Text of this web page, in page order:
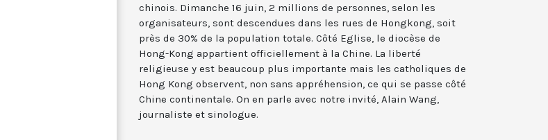
chinois. Dimanche 16 juin, 2 millions de personnes, selon les
organisateurs, sont descendues dans les rues de Hongkong, soit
près de 30% de la population totale. Côté Eglise, le diocèse de
Hong-Kong appartient officiellement à la Chine. La liberté
religieuse y est beaucoup plus importante mais les catholiques de
Hong Kong observent, non sans appréhension, ce qui se passe côté
Chine continentale. On en parle avec notre invité, Alain Wang,
journaliste et sinologue.